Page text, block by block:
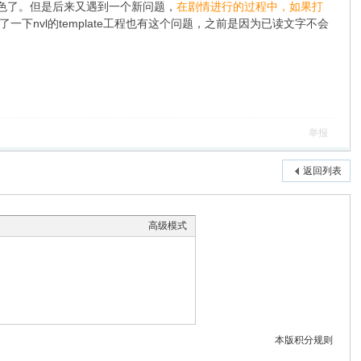
了。但是后来又遇到一个新问题，在剧情进行的过程中，如果打
一下nvl的template工程也有这个问题，之前是因为已读文字不会
举报
返回列表
高级模式
本版积分规则